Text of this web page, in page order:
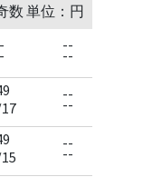
数 単位：円
--
--
--
--
--
--